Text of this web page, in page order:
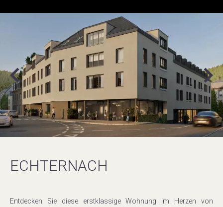
ECHTERNACH
Entdecken Sie diese erstklassige Wohnung im Herzen von